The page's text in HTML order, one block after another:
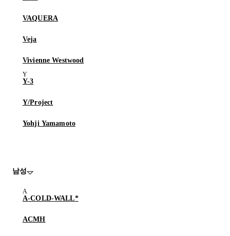
VAQUERA
Veja
Vivienne Westwood
Y-3
Y/Project
Yohji Yamamoto
남성
A-COLD-WALL*
ACMH